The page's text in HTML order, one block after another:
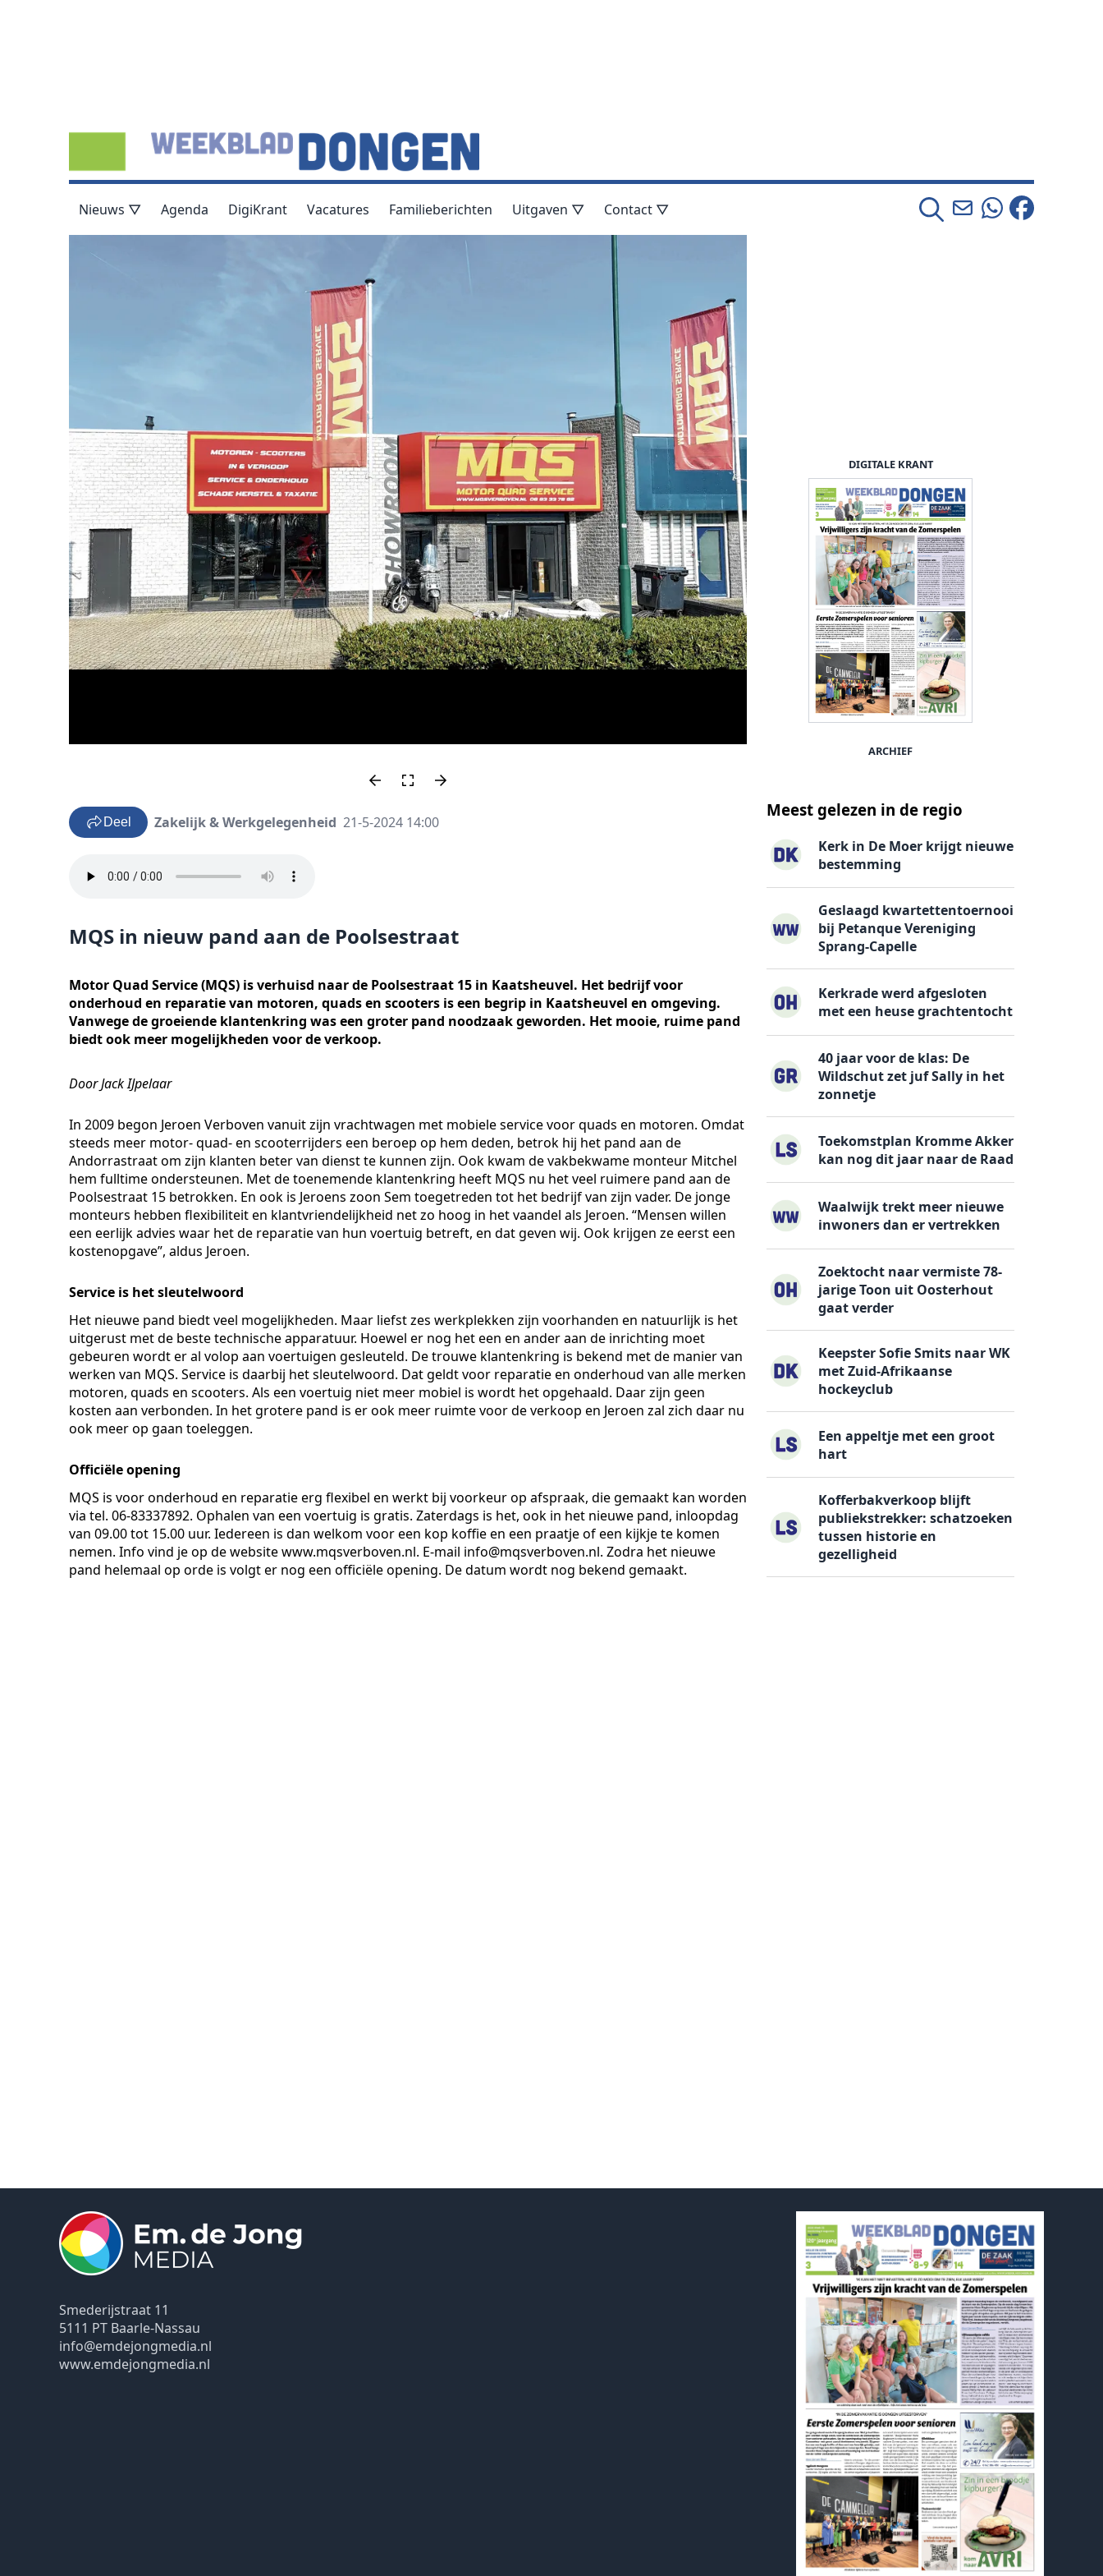
Nieuws ▽ Agenda DigiKrant Vacatures Familieberichten Uitgaven ▽ Contact ▽
Deel Zakelijk & Werkgelegenheid 21-5-2024 14:00
MQS in nieuw pand aan de Poolsestraat
Motor Quad Service (MQS) is verhuisd naar de Poolsestraat 15 in Kaatsheuvel. Het bedrijf voor
onderhoud en reparatie van motoren, quads en scooters is een begrip in Kaatsheuvel en omgeving.
Vanwege de groeiende klantenkring was een groter pand noodzaak geworden. Het mooie, ruime pand
biedt ook meer mogelijkheden voor de verkoop.
Door Jack IJpelaar
In 2009 begon Jeroen Verboven vanuit zijn vrachtwagen met mobiele service voor quads en motoren. Omdat
steeds meer motor- quad- en scooterrijders een beroep op hem deden, betrok hij het pand aan de
Andorrastraat om zijn klanten beter van dienst te kunnen zijn. Ook kwam de vakbekwame monteur Mitchel
hem fulltime ondersteunen. Met de toenemende klantenkring heeft MQS nu het veel ruimere pand aan de
Poolsestraat 15 betrokken. En ook is Jeroens zoon Sem toegetreden tot het bedrijf van zijn vader. De jonge
monteurs hebben flexibiliteit en klantvriendelijkheid net zo hoog in het vaandel als Jeroen. “Mensen willen
een eerlijk advies waar het de reparatie van hun voertuig betreft, en dat geven wij. Ook krijgen ze eerst een
kostenopgave”, aldus Jeroen.
Service is het sleutelwoord
Het nieuwe pand biedt veel mogelijkheden. Maar liefst zes werkplekken zijn voorhanden en natuurlijk is het
uitgerust met de beste technische apparatuur. Hoewel er nog het een en ander aan de inrichting moet
gebeuren wordt er al volop aan voertuigen gesleuteld. De trouwe klantenkring is bekend met de manier van
werken van MQS. Service is daarbij het sleutelwoord. Dat geldt voor reparatie en onderhoud van alle merken
motoren, quads en scooters. Als een voertuig niet meer mobiel is wordt het opgehaald. Daar zijn geen
kosten aan verbonden. In het grotere pand is er ook meer ruimte voor de verkoop en Jeroen zal zich daar nu
ook meer op gaan toeleggen.
Officiële opening
MQS is voor onderhoud en reparatie erg flexibel en werkt bij voorkeur op afspraak, die gemaakt kan worden
via tel. 06-83337892. Ophalen van een voertuig is gratis. Zaterdags is het, ook in het nieuwe pand, inloopdag
van 09.00 tot 15.00 uur. Iedereen is dan welkom voor een kop koffie en een praatje of een kijkje te komen
nemen. Info vind je op de website www.mqsverboven.nl. E-mail info@mqsverboven.nl. Zodra het nieuwe
pand helemaal op orde is volgt er nog een officiële opening. De datum wordt nog bekend gemaakt.
DIGITALE KRANT
ARCHIEF
Meest gelezen in de regio
Kerk in De Moer krijgt nieuwe
bestemming
Geslaagd kwartettentoernooi
bij Petanque Vereniging
Sprang-Capelle
Kerkrade werd afgesloten
met een heuse grachtentocht
40 jaar voor de klas: De
Wildschut zet juf Sally in het
zonnetje
Toekomstplan Kromme Akker
kan nog dit jaar naar de Raad
Waalwijk trekt meer nieuwe
inwoners dan er vertrekken
Zoektocht naar vermiste 78-
jarige Toon uit Oosterhout
gaat verder
Keepster Sofie Smits naar WK
met Zuid-Afrikaanse
hockeyclub
Een appeltje met een groot
hart
Kofferbakverkoop blijft
publiekstrekker: schatzoeken
tussen historie en
gezelligheid
Smederijstraat 11
5111 PT Baarle-Nassau
info@emdejongmedia.nl
www.emdejongmedia.nl